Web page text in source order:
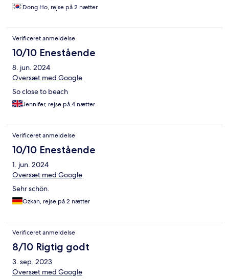
Dong Ho, rejse på 2 nætter
Verificeret anmeldelse
10/10 Enestående
8. jun. 2024
Oversæt med Google
So close to beach
Jennifer, rejse på 4 nætter
Verificeret anmeldelse
10/10 Enestående
1. jun. 2024
Oversæt med Google
Sehr schön.
Özkan, rejse på 2 nætter
Verificeret anmeldelse
8/10 Rigtig godt
3. sep. 2023
Oversæt med Google